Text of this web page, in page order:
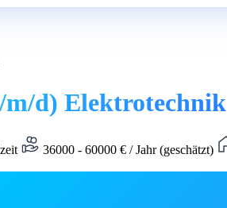
d) Elektrotechnik
36000 - 60000 € / Jahr (geschätzt)